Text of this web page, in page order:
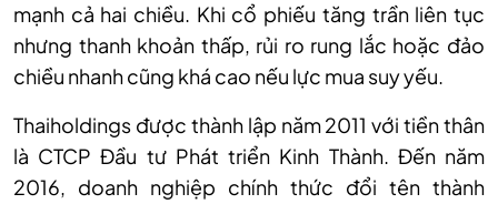
mạnh cả hai chiều. Khi cổ phiếu tăng trần liên tục
nhưng thanh khoản thấp, rủi ro rung lắc hoặc đảo
chiều nhanh cũng khá cao nếu lực mua suy yếu.
Thaiholdings được thành lập năm 2011 với tiền thân
là CTCP Đầu tư Phát triển Kinh Thành. Đến năm
2016, doanh nghiệp chính thức đổi tên thành